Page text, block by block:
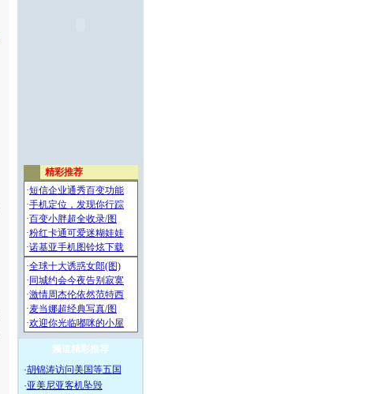
频道精彩推荐
·胡锦涛访问美国等五国
·亚美尼亚客机坠毁